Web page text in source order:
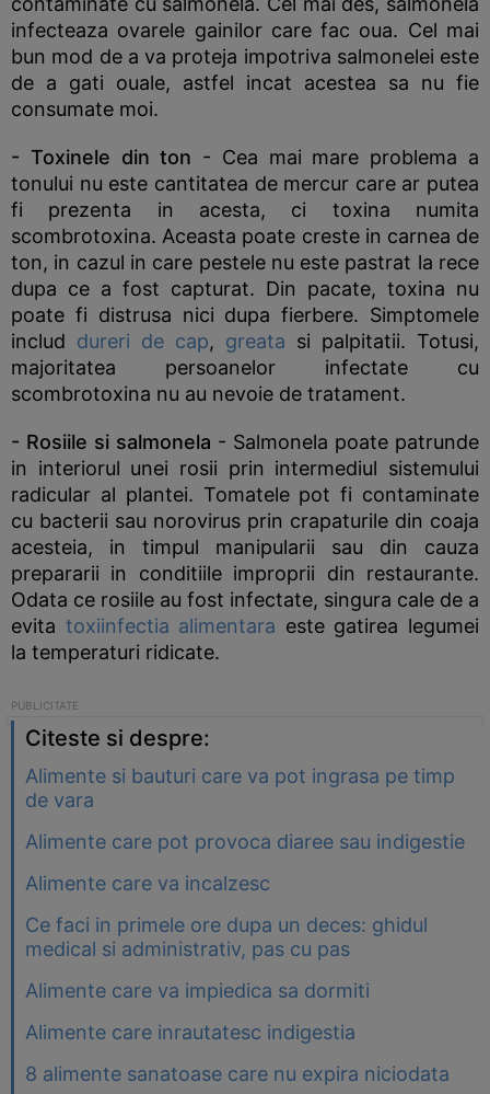
infecteaza ovarele gainilor care fac oua. Cel mai
bun mod de a va proteja impotriva salmonelei este
de a gati ouale, astfel incat acestea sa nu fie
consumate moi.
- Toxinele din ton - Cea mai mare problema a
tonului nu este cantitatea de mercur care ar putea
fi prezenta in acesta, ci toxina numita
scombrotoxina. Aceasta poate creste in carnea de
ton, in cazul in care pestele nu este pastrat la rece
dupa ce a fost capturat. Din pacate, toxina nu
poate fi distrusa nici dupa fierbere. Simptomele
includ dureri de cap, greata si palpitatii. Totusi,
majoritatea persoanelor infectate cu
scombrotoxina nu au nevoie de tratament.
- Rosiile si salmonela - Salmonela poate patrunde
in interiorul unei rosii prin intermediul sistemului
radicular al plantei. Tomatele pot fi contaminate
cu bacterii sau norovirus prin crapaturile din coaja
acesteia, in timpul manipularii sau din cauza
prepararii in conditiile improprii din restaurante.
Odata ce rosiile au fost infectate, singura cale de a
evita toxiinfectia alimentara este gatirea legumei
la temperaturi ridicate.
Citeste si despre:
Alimente si bauturi care va pot ingrasa pe timp
de vara
Alimente care pot provoca diaree sau indigestie
Alimente care va incalzesc
Ce faci in primele ore dupa un deces: ghidul
medical si administrativ, pas cu pas
Alimente care va impiedica sa dormiti
Alimente care inrautatesc indigestia
8 alimente sanatoase care nu expira niciodata